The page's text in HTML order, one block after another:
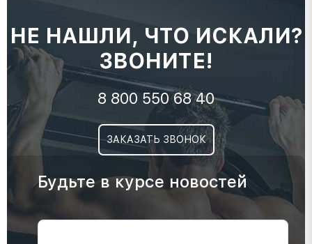
НЕ НАШЛИ, ЧТО ИСКАЛИ?
ЗВОНИТЕ!
8 800 550 68 40
ЗАКАЗАТЬ ЗВОНОК
Будьте в курсе новостей